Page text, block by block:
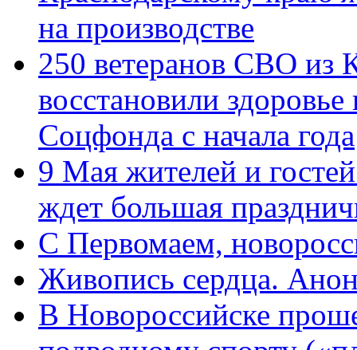
на производстве
250 ветеранов СВО из
восстановили
Соцфонда с начала года
9 Мая жителей и
ждет большая
C Первомаем,
Живопись сердца.
В Новороссийске